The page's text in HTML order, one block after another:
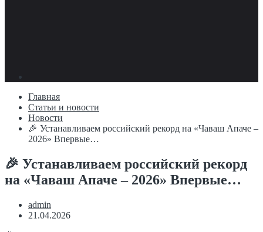
Главная
Статьи и новости
Новости
🎉 Устанавливаем российский рекорд на «Чаваш Апаче –
2026» Впервые…
🎉 Устанавливаем российский рекорд
на «Чаваш Апаче – 2026» Впервые…
admin
21.04.2026